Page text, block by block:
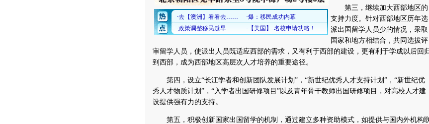
第三，继续加大西部地区的
支持力度。针对西部地区历年选
派出国留学人员少的情况，采取
国家和地方相结合，共同选拔评
审留学人员，使派出人员既适应西部的需求，又有利于西部的建设，更有利于学成以后回
到西部，成为西部地区高层次人才培养的重要途径。
第四，设立“长江学者和创新团队发展计划”，“新世纪优秀人才支持计划”，“新世纪优
秀人才物质计划”，“入学者出国研修项目”以及青年骨干教师出国研修项目，对高校人才建
设提供强有力的支持。
第五，积极创新国家出国留学的机制，通过建立多种资助模式，如提供与国内外机构